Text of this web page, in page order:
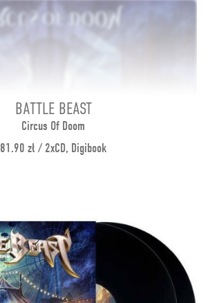
BATTLE BEAST
Circus Of Doom
81.90 zł / 2xCD, Digibook